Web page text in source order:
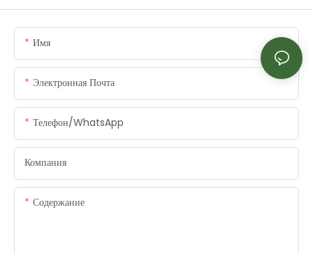
Имя
Электронная Почта
Телефон/WhatsApp
Компания
Содержание